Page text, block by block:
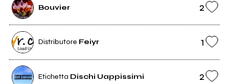
Bouvier 2
Distributore Feiyr 1
Etichetta Dischi Uappissimi 2